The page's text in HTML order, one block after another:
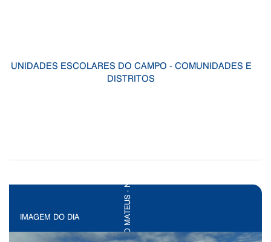
UNIDADES ESCOLARES DO CAMPO - COMUNIDADES E
DISTRITOS
IMAGEM DO DIA